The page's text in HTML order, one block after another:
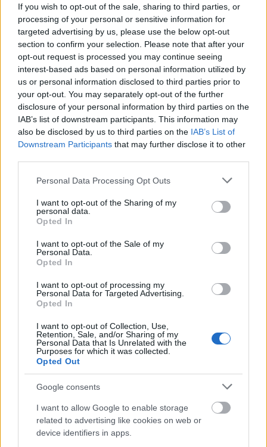
If you wish to opt-out of the sale, sharing to third parties, or
processing of your personal or sensitive information for
targeted advertising by us, please use the below opt-out
section to confirm your selection. Please note that after your
opt-out request is processed you may continue seeing
interest-based ads based on personal information utilized by
us or personal information disclosed to third parties prior to
your opt-out. You may separately opt-out of the further
disclosure of your personal information by third parties on the
IAB’s list of downstream participants. This information may
also be disclosed by us to third parties on the IAB’s List of
Downstream Participants that may further disclose it to other
Please note that this website/app uses one or more Google
not limited to your visit or usage behaviour. You may click to
grant or deny consent to Google and its third-party tags to
use your data for below specified purposes in below Google
consent section.
Personal Data Processing Opt Outs
I want to opt-out of the Sharing of my
personal data.
Opted In
I want to opt-out of the Sale of my
Personal Data.
Opted In
I want to opt-out of processing my
Personal Data for Targeted Advertising.
Opted In
I want to opt-out of Collection, Use,
Retention, Sale, and/or Sharing of my
Personal Data that Is Unrelated with the
Purposes for which it was collected.
Opted Out
Google consents
I want to allow Google to enable storage
related to advertising like cookies on web or
device identifiers in apps.
EYOF kísérő rendezvényeinek sorában. Sajnos a
koncert felét elmosta a vihar, de addig annyira
csodásan szóltak, remek volt a hangosítás meg
persze ők is, és rengeteg néző is volt. Utána meg a
Füszeresben ettünk-ittunk egyet a nagy ijedségre.
- Este meg Esti Egyenleg koncert volt szintén a téren,
nagy társasággal, meleggel, jó hangulattal.
- Másnap vásárlás az Árkádban, Katinkának sikerült
egy olyan fekete ünneplős szoknyát szerezni,
amilyenre vágyott, meg egy klasssz denevérujjú,
hosszú kardigánt, a body shopban meg vettem
blueberryillatú testvajat, ami szintén a nosztalgia
illataim közé tartozik, mert volt egy parfümöm réges
régen az Oriflame-től, aminek ez volt a meghatározó
illata, és imádtam, csak nem tudtam beazonosítani.
- Aztán grilleztünk még Tibor német kollégáival: tök
cukik voltak, dicsértek mindent, házat, kaját, piát, és
láthatólag jól érezték magunkat nagyon.
- Most meg nyaralás on, ismét itt a Balcsin, és bár
eddig nem olyan kegyes az időjárás, tegnap már
Ajánlott bejegyzések: